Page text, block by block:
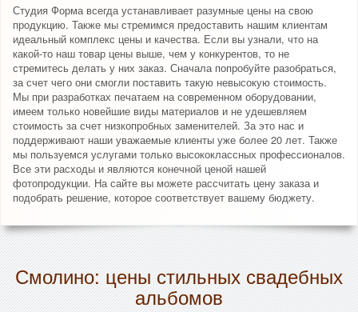
Студия Форма всегда устанавливает разумные цены на свою
продукцию. Также мы стремимся предоставить нашим клиентам
идеальный комплекс цены и качества. Если вы узнали, что на
какой-то наш товар цены выше, чем у конкурентов, то не
стремитесь делать у них заказ. Сначала попробуйте разобраться,
за счет чего они смогли поставить такую невысокую стоимость.
Мы при разработках печатаем на современном оборудовании,
имеем только новейшие виды материалов и не удешевляем
стоимость за счет низкопробных заменителей. За это нас и
поддерживают наши уважаемые клиенты уже более 20 лет. Также
мы пользуемся услугами только высококлассных профессионалов.
Все эти расходы и являются конечной ценой нашей
фотопродукции. На сайте вы можете рассчитать цену заказа и
подобрать решение, которое соответствует вашему бюджету.
Смолино: цены стильных свадебных
альбомов